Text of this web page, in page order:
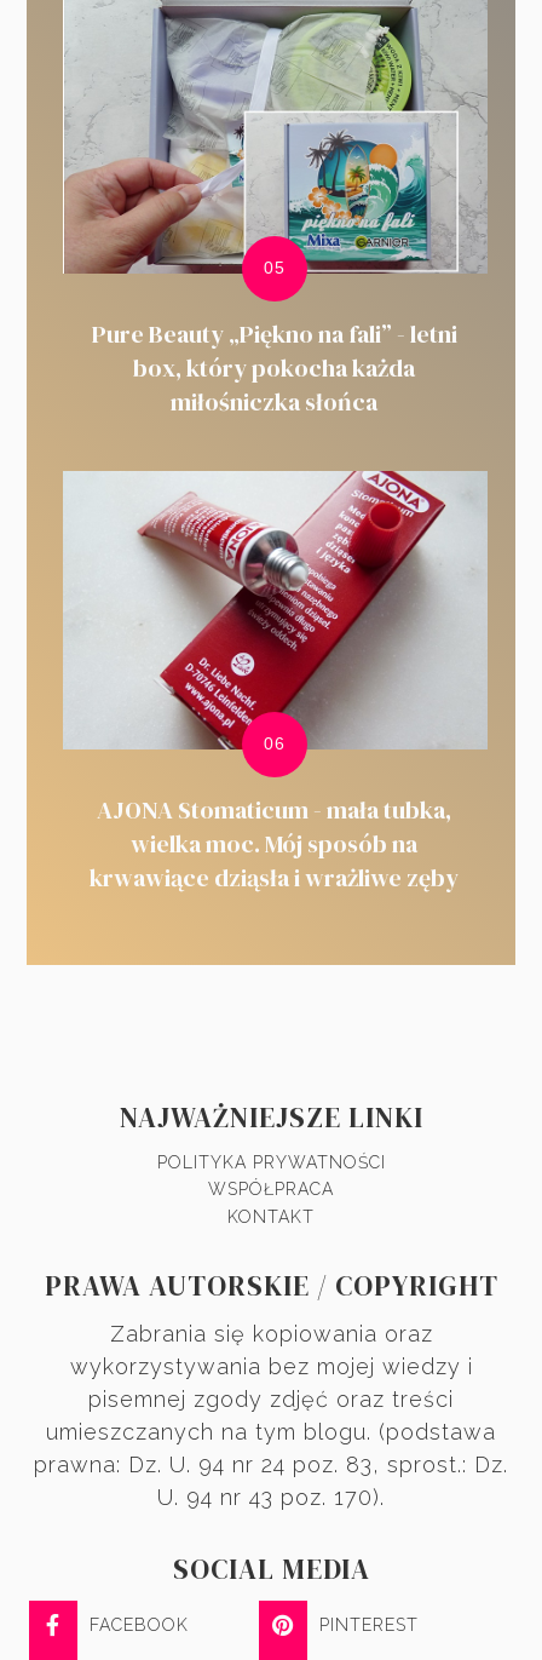
Pure Beauty „Piękno na fali” - letni
box, który pokocha każda
miłośniczka słońca
AJONA Stomaticum - mała tubka,
wielka moc. Mój sposób na
krwawiące dziąsła i wrażliwe zęby
NAJWAŻNIEJSZE LINKI
POLITYKA PRYWATNOŚCI
WSPÓŁPRACA
KONTAKT
PRAWA AUTORSKIE / COPYRIGHT
Zabrania się kopiowania oraz
wykorzystywania bez mojej wiedzy i
pisemnej zgody zdjęć oraz treści
umieszczanych na tym blogu. (podstawa
prawna: Dz. U. 94 nr 24 poz. 83, sprost.: Dz.
U. 94 nr 43 poz. 170).
SOCIAL MEDIA
FACEBOOK PINTEREST